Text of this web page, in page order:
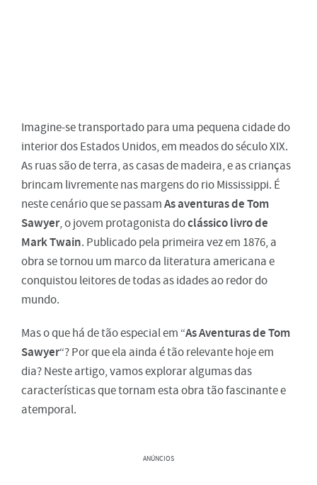
Imagine-se transportado para uma pequena cidade do
interior dos Estados Unidos, em meados do século XIX.
As ruas são de terra, as casas de madeira, e as crianças
brincam livremente nas margens do rio Mississippi. É
neste cenário que se passamAs aventuras de Tom
Sawyer, o jovem protagonista doclássico livro de
Mark Twain. Publicado pela primeira vez em 1876, a
obra se tornou um marco da literatura americana e
conquistou leitores de todas as idades ao redor do
mundo.
Mas o que há de tão especial em “As Aventuras de Tom
Sawyer“? Por que ela ainda é tão relevante hoje em
dia? Neste artigo, vamos explorar algumas das
características que tornam esta obra tão fascinante e
atemporal.
ANÚNCIOS